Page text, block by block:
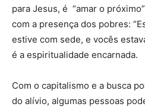
para Jesus, é “amar o
com a presença dos pobres:
estive com sede, e vocês
é a espiritualidade encarnada.
Com o capitalismo e a busca
do alívio, algumas pessoas